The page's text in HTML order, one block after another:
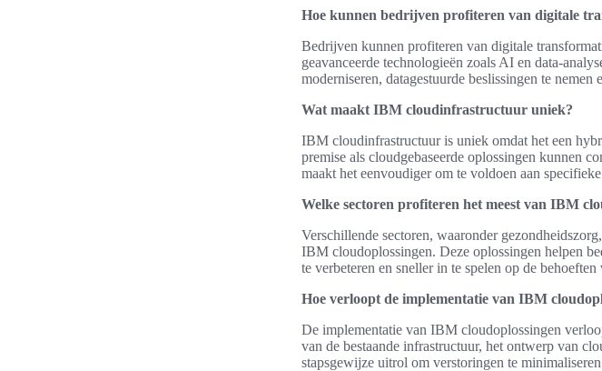
Hoe kunnen bedrijven profiteren van digitale
Bedrijven kunnen profiteren van digitale
geavanceerde technologieën zoals AI en data-
moderniseren, datagestuurde beslissingen te
Wat maakt IBM cloudinfrastructuur uniek?
IBM cloudinfrastructuur is uniek omdat het een
premise als cloudgebaseerde oplossingen kunnen
maakt het eenvoudiger om te voldoen aan
Welke sectoren profiteren het meest van IBM
Verschillende sectoren, waaronder
IBM cloudoplossingen. Deze oplossingen helpen
te verbeteren en sneller in te spelen op de
Hoe verloopt de implementatie van IBM
De implementatie van IBM cloudoplossingen
van de bestaande infrastructuur, het ontwerp van
stapsgewijze uitrol om verstoringen te